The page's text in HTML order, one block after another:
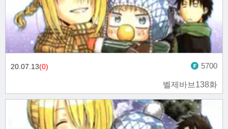
벨제바브138화
20.07.13(0) 5700